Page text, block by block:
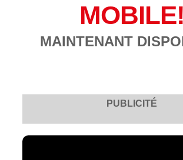
MOBILE!
MAINTENANT
PUBLICITÉ